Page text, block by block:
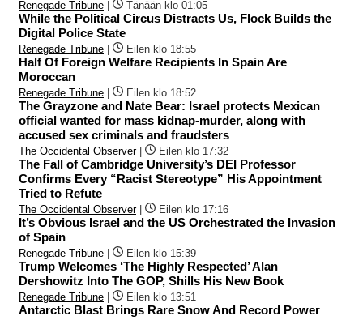
Renegade Tribune | Tänään klo 01:05
While the Political Circus Distracts Us, Flock Builds the
Digital Police State
Renegade Tribune | Eilen klo 18:55
Half Of Foreign Welfare Recipients In Spain Are
Moroccan
Renegade Tribune | Eilen klo 18:52
The Grayzone and Nate Bear: Israel protects Mexican
official wanted for mass kidnap-murder, along with
accused sex criminals and fraudsters
The Occidental Observer| Eilen klo 17:32
The Fall of Cambridge University’s DEI Professor
Confirms Every “Racist Stereotype” His Appointment
Tried to Refute
The Occidental Observer| Eilen klo 17:16
It’s Obvious Israel and the US Orchestrated the Invasion
of Spain
Renegade Tribune | Eilen klo 15:39
Trump Welcomes ‘The Highly Respected’ Alan
Dershowitz Into The GOP, Shills His New Book
Renegade Tribune | Eilen klo 13:51
Antarctic Blast Brings Rare Snow And Record Power